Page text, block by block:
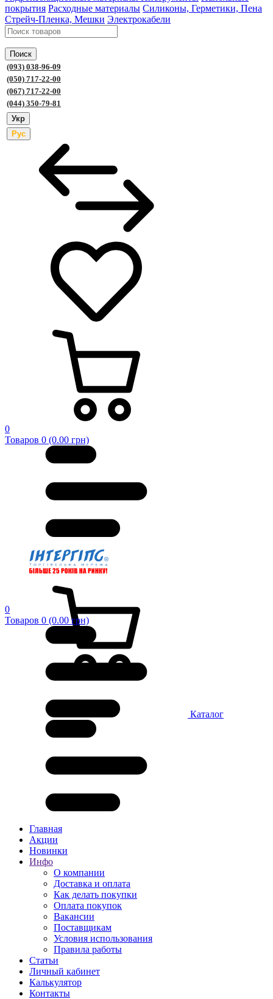
покрытия Расходные материалы Силиконы, Герметики, Пена
Стрейч-Пленка, Мешки Электрокабели
Поиск
(093) 038-96-09
(050) 717-22-00
(067) 717-22-00
(044) 350-79-81
Укр
Рус
0
Товаров 0 (0.00 грн)
0
Товаров 0 (0.00 грн)
Каталог
Главная
Акции
Новинки
Инфо
О компании
Доставка и оплата
Как делать покупки
Оплата покупок
Вакансии
Поставщикам
Условия использования
Правила работы
Статьи
Личный кабинет
Калькулятор
Контакты